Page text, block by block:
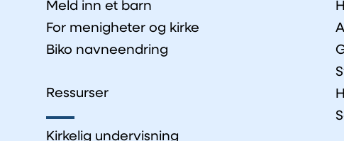
Meld inn et barn
For menigheter og kirke
Biko navneendring
Ressurser
Kirkelig undervisning